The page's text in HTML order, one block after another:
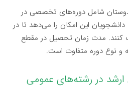
شامل دوره‌های تخصصی در
این امکان را می‌دهد تا در
مدت زمان تحصیل در مقطع
و نوع دوره متفاوت است.
ارشد در رشته‌های عمومی